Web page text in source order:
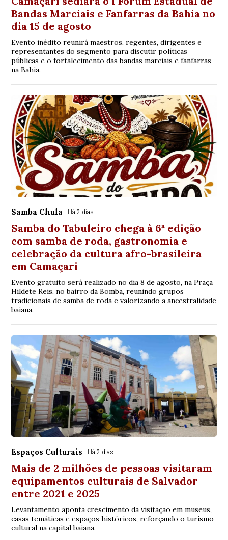
Bandas Marciais e Fanfarras da Bahia no
dia 15 de agosto
Evento inédito reunirá maestros, regentes, dirigentes e
representantes do segmento para discutir políticas
públicas e o fortalecimento das bandas marciais e fanfarras
na Bahia.
Samba Chula Há 2 dias
Samba do Tabuleiro chega à 6ª edição
com samba de roda, gastronomia e
celebração da cultura afro-brasileira
em Camaçari
Evento gratuito será realizado no dia 8 de agosto, na Praça
Hildete Reis, no bairro da Bomba, reunindo grupos
tradicionais de samba de roda e valorizando a ancestralidade
baiana.
Espaços Culturais Há 2 dias
Mais de 2 milhões de pessoas visitaram
equipamentos culturais de Salvador
entre 2021 e 2025
Levantamento aponta crescimento da visitação em museus,
casas temáticas e espaços históricos, reforçando o turismo
cultural na capital baiana.